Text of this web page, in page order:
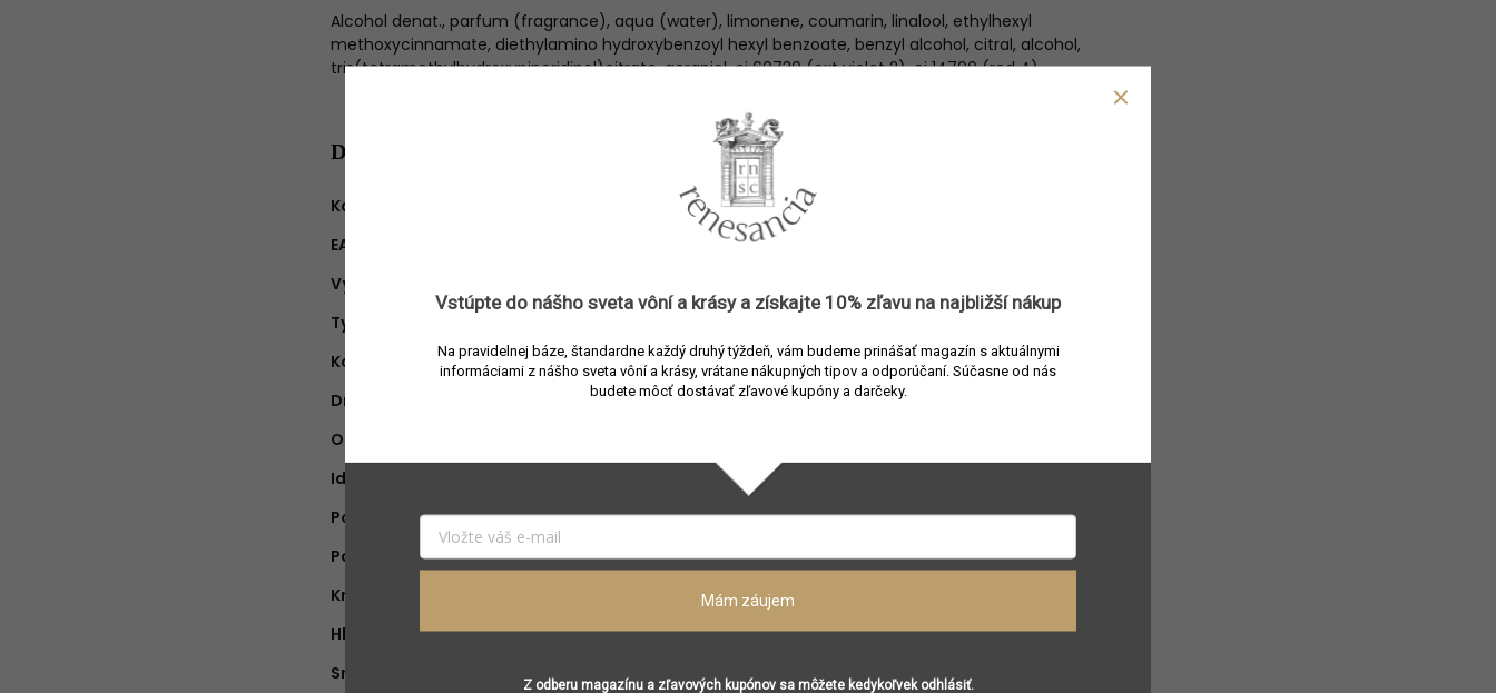
Alcohol denat., parfum (fragrance), aqua (water), limonene, coumarin, linalool, ethylhexyl
methoxycinnamate, diethylamino hydroxybenzoyl hexyl benzoate, benzyl alcohol, citral, alcohol,
tris(tetramethylhydroxypiperidinol)citrate, geraniol, ci 60730 (ext violet 2), ci 14700 (red 4).
Dodatočné parametre
Kategória
EAN
Výrobca
Typ produktu
Koncentrácia:
Parfumované vody
Druh vône
Kvetinová,Orientálna
Objem náplne
Ideálne na obdobie
Pohlavie
Unisex
Parfumér
Alexandra Carlin
Krajina pôvodu
Hlava
Pomarančový kvet, mandle
Srdce
Vstúpte do nášho sveta vôní a krásy a získajte 10% zľavu na najbližší nákup
Na pravidelnej báze, štandardne každý druhý týždeň, vám budeme prinášať magazín s aktuálnymi
informáciami z nášho sveta vôní a krásy, vrátane nákupných tipov a odporúčaní. Súčasne od nás
budete môcť dostávať zľavové kupóny a darčeky.
Mám záujem
Z odberu magazínu a zľavových kupónov sa môžete kedykoľvek odhlásiť.